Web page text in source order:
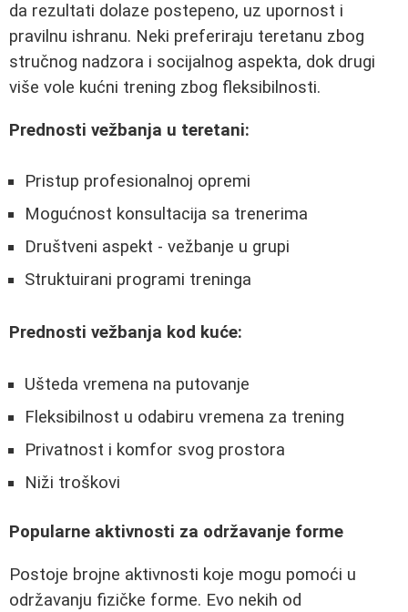
da rezultati dolaze postepeno, uz upornost i
pravilnu ishranu. Neki preferiraju teretanu zbog
stručnog nadzora i socijalnog aspekta, dok drugi
više vole kućni trening zbog fleksibilnosti.
Prednosti vežbanja u teretani:
Pristup profesionalnoj opremi
Mogućnost konsultacija sa trenerima
Društveni aspekt - vežbanje u grupi
Struktuirani programi treninga
Prednosti vežbanja kod kuće:
Ušteda vremena na putovanje
Fleksibilnost u odabiru vremena za trening
Privatnost i komfor svog prostora
Niži troškovi
Popularne aktivnosti za održavanje forme
Postoje brojne aktivnosti koje mogu pomoći u
održavanju fizičke forme. Evo nekih od